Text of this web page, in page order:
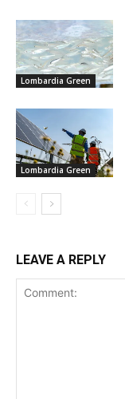
Lombardia Green
Lombardia Green
LEAVE A REPLY